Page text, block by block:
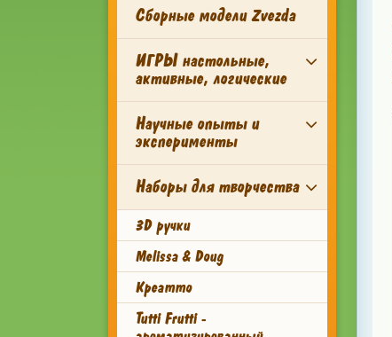
Сборные модели Zvezda
ИГРЫ настольные,
активные, логические
Научные опыты и
эксперименты
Наборы для творчества
3D ручки
Melissa & Doug
Креатто
Tutti Frutti -